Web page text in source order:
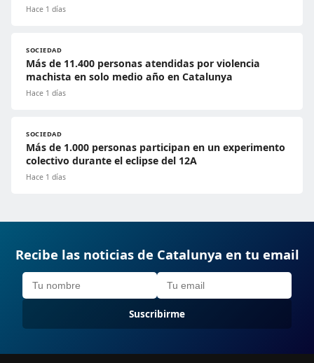
Hace 1 días
SOCIEDAD
Más de 11.400 personas atendidas por violencia
machista en solo medio año en Catalunya
Hace 1 días
SOCIEDAD
Más de 1.000 personas participan en un experimento
colectivo durante el eclipse del 12A
Hace 1 días
Recibe las noticias de Catalunya en tu email
Suscribirme